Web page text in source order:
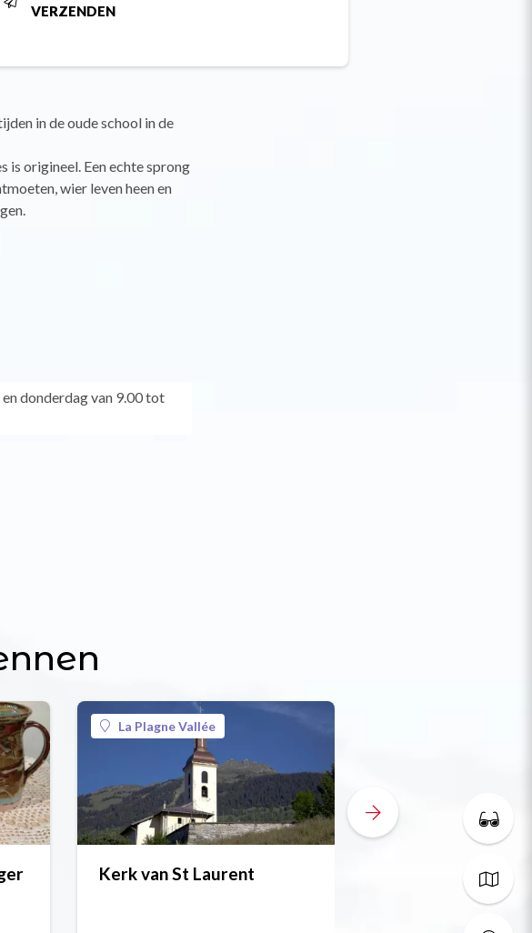
VERZENDEN
in de oude school in de
is origineel. Een echte sprong
wier leven heen en
donderdag van 9.00 tot
La Plagne Vallée
Kerk van St Laurent Speeltuin - La